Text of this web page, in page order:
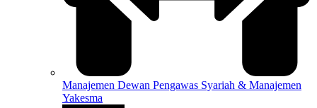
Manajemen Dewan Pengawas Syariah & Manajemen
Yakesma